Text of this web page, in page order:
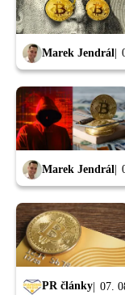
Marek Jendrál
Marek Jendrál
PR články 07.